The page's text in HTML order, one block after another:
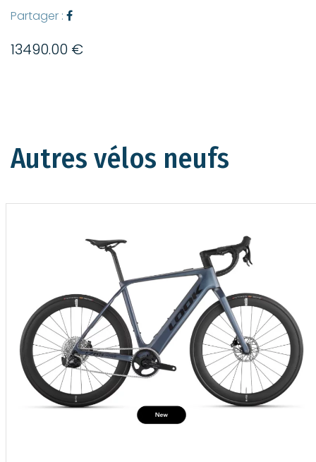
13490.00 €
Partager :
Autres vélos neufs